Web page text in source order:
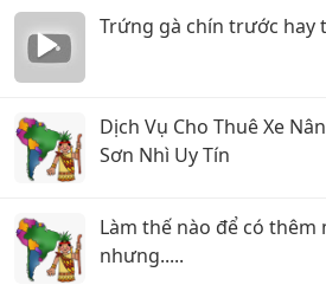
Trứng gà chín trước hay
Dịch Vụ Cho Thuê Xe
Sơn Nhì Uy Tín
Làm thế nào để có
nhưng.....